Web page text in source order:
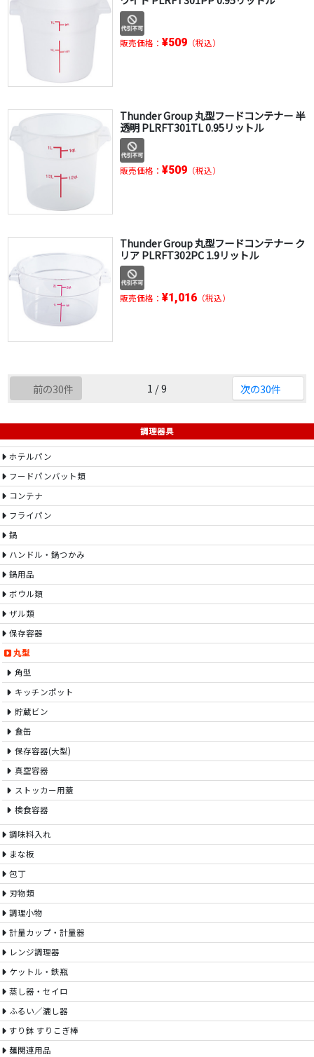
販売価格： ¥509（税込）
Thunder Group 丸型フードコンテナー 半
透明 PLRFT301TL 0.95リットル
販売価格： ¥509（税込）
Thunder Group 丸型フードコンテナー ク
リア PLRFT302PC 1.9リットル
販売価格： ¥1,016（税込）
前の30件 1 / 9 次の30件
調理器具
ホテルパン
フードパンバット類
コンテナ
フライパン
鍋
ハンドル・鍋つかみ
鍋用品
ボウル類
ザル類
保存容器
丸型
角型
キッチンポット
貯蔵ビン
食缶
保存容器(大型)
真空容器
ストッカー用蓋
検食容器
調味料入れ
まな板
包丁
刃物類
調理小物
計量カップ・計量器
レンジ調理器
ケットル・鉄瓶
蒸し器・セイロ
ふるい／漉し器
すり鉢 すりこぎ棒
麺関連用品